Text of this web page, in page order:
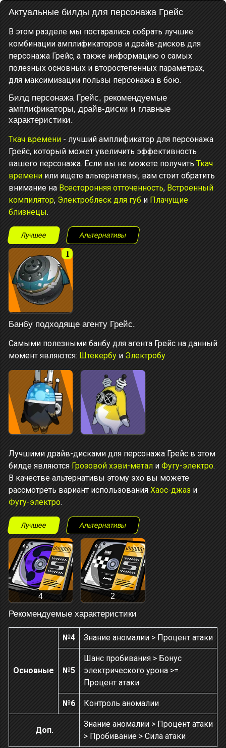
Актуальные билды для персонажа Грейс
В этом разделе мы постарались собрать лучшие
комбинации амплификаторов и драйв-дисков для
персонажа Грейс, а также информацию о самых
полезных основных и второстепенных параметрах,
для максимизации пользы персонажа в бою.
Билд персонажа Грейс, рекомендуемые
амплификаторы, драйв-диски и главные
характеристики.
Ткач времени - лучший амплификатор для персонажа
Грейс, который может увеличить эффективность
вашего персонажа. Если вы не можете получить Ткач
времени или ищете альтернативы, вам стоит обратить
внимание на Всесторонняя отточенность, Встроенный
компилятор, Электроблеск для губ и Плачущие
близнецы.
Лучшее Альтернативы
1
Банбу подходяще агенту Грейс.
Самыми полезными банбу для агента Грейс на данный
момент являются: Штекербу и Электробу
Лучшими драйв-дисками для персонажа Грейс в этом
билде являются Грозовой хэви-метал и Фугу-электро.
В качестве альтернативы этому эхо вы можете
рассмотреть вариант использования Хаос-джаз и
Фугу-электро.
Лучшее Альтернативы
4 2
Рекомендуемые характеристики
Основные
№4 Знание аномалии > Процент атаки
№5
Шанс пробивания > Бонус
электрического урона >=
Процент атаки
№6 Контроль аномалии
Доп.
Знание аномалии > Процент атаки
> Пробивание > Сила атаки